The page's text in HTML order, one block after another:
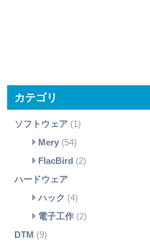
カテゴリ
ソフトウェア(1)
Mery(54)
FlacBird (2)
ハードウェア
ハック (4)
電子工作(2)
DTM (9)